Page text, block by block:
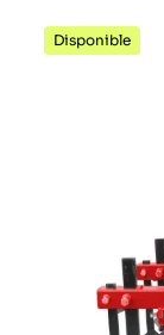
Disponible